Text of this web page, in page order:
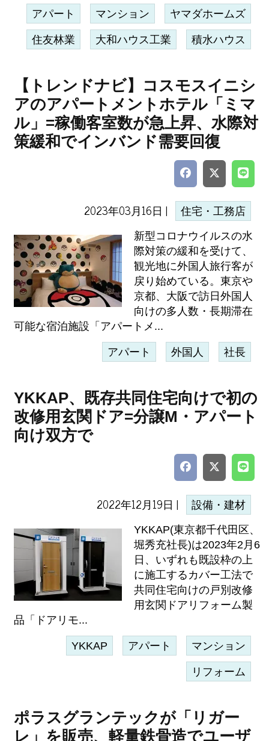
アパート マンション ヤマダホームズ
住友林業 大和ハウス工業 積水ハウス
【トレンドナビ】コスモスイニシ
アのアパートメントホテル「ミマ
ル」=稼働客室数が急上昇、水際対
策緩和でインバンド需要回復
2023年03月16日 | 住宅・工務店
新型コロナウイルスの水
際対策の緩和を受けて、
観光地に外国人旅行客が
戻り始めている。東京や
京都、大阪で訪日外国人
向けの多人数・長期滞在
可能な宿泊施設「アパートメ...
アパート 外国人 社長
YKKAP、既存共同住宅向けで初の
改修用玄関ドア=分譲M・アパート
向け双方で
2022年12月19日 | 設備・建材
YKKAP(東京都千代田区、
堀秀充社長)は2023年2月6
日、いずれも既設枠の上
に施工するカバー工法で
共同住宅向けの戸別改修
用玄関ドアリフォーム製
品「ドアリモ...
YKKAP アパート マンション
リフォーム
ポラスグランテックが「リガー
レ」を販売、軽量鉄骨造でユーザ